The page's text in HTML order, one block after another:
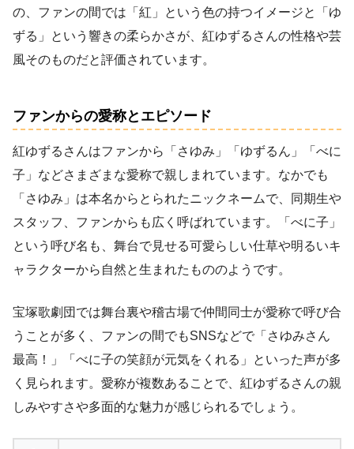
の、ファンの間では「紅」という色の持つイメージと「ゆ
ずる」という響きの柔らかさが、紅ゆずるさんの性格や芸
風そのものだと評価されています。
ファンからの愛称とエピソード
紅ゆずるさんはファンから「さゆみ」「ゆずるん」「べに
子」などさまざまな愛称で親しまれています。なかでも
「さゆみ」は本名からとられたニックネームで、同期生や
スタッフ、ファンからも広く呼ばれています。「べに子」
という呼び名も、舞台で見せる可愛らしい仕草や明るいキ
ャラクターから自然と生まれたもののようです。
宝塚歌劇団では舞台裏や稽古場で仲間同士が愛称で呼び合
うことが多く、ファンの間でもSNSなどで「さゆみさん
最高！」「べに子の笑顔が元気をくれる」といった声が多
く見られます。愛称が複数あることで、紅ゆずるさんの親
しみやすさや多面的な魅力が感じられるでしょう。